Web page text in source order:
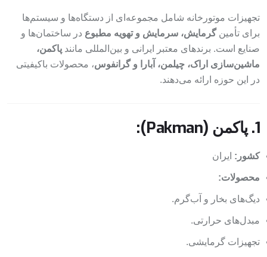
تجهیزات موتورخانه شامل مجموعه‌ای از دستگاه‌ها و سیستم‌ها
برای تأمینگرمایش، سرمایش و تهویه مطبوع در ساختمان‌ها و
صنایع است. برندهای معتبر ایرانی و بین‌المللی مانند پاکمن،
ماشین‌سازی اراک، چیلمن، آبارا و گرانفوس، محصولات باکیفیتی
در این حوزه ارائه می‌دهند.
1. پاکمن (Pakman):
کشور: ایران
محصولات:
دیگ‌های بخار و آب‌گرم.
مبدل‌های حرارتی.
تجهیزات گرمایشی.